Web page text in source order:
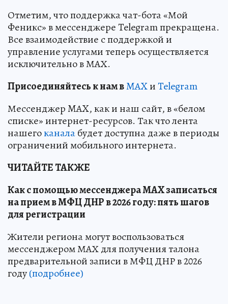
Отметим, что поддержка чат-бота «Мой
Феникс» в мессенджере Telegram прекращена.
Все взаимодействие с поддержкой и
управление услугами теперь осуществляется
исключительно в МАХ.
Присоединяйтесь к нам вMAXиTelegram
Мессенджер MAX, как и наш сайт, в «белом
списке» интернет-ресурсов. Так что лента
нашегоканалабудет доступна даже в периоды
ограничений мобильного интернета.
ЧИТАЙТЕ ТАКЖЕ
Как с помощью мессенджера МАХ записаться
на прием в МФЦ ДНР в 2026 году: пять шагов
для регистрации
Жители региона могут воспользоваться
мессенджером МАХ для получения талона
предварительной записи в МФЦ ДНР в 2026
году(подробнее)